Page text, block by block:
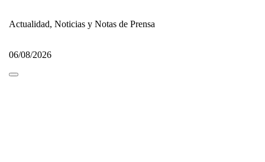
Actualidad, Noticias y Notas de Prensa
06/08/2026